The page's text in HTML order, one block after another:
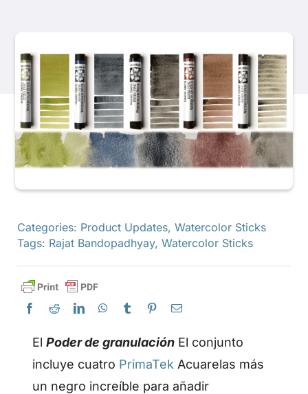
Eventos
Blog
Recursos
Suscribir
Categories: Product Updates, Watercolor Sticks
Tags: Rajat Bandopadhyay, Watercolor Sticks
ElPoder de granulación El conjunto
incluye cuatro PrimaTek Acuarelas más
un negro increíble para añadir